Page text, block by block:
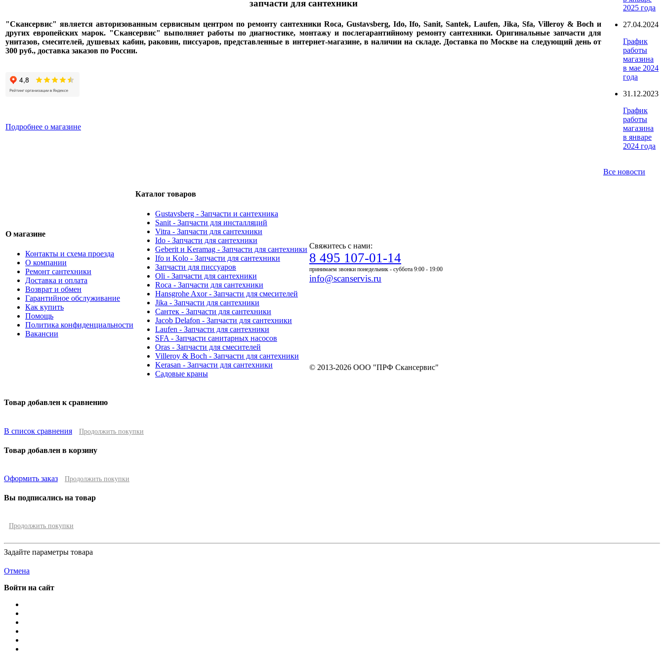
запчасти для сантехники
"Скансервис" является авторизованным сервисным центром по ремонту сантехники Roca, Gustavsberg, Ido, Ifo, Sanit, Santek, Laufen, Jika, Sfa, Villeroy & Boch и
других европейских марок. "Скансервис" выполняет работы по диагностике, монтажу и послегарантийному ремонту сантехники. Оригинальные запчасти для
унитазов, смесителей, душевых кабин, раковин, писсуаров, представленные в интернет-магазине, в наличии на складе. Доставка по Москве на следующий день от
300 руб., доставка заказов по России.
Подробнее о магазине
2025 года
27.04.2024
График
работы
магазина
в мае 2024
года
31.12.2023
График
работы
магазина
в январе
2024 года
Все новости
О магазине
Контакты и схема проезда
О компании
Ремонт сантехники
Доставка и оплата
Возврат и обмен
Гарантийное обслуживание
Как купить
Помощь
Политика конфиденциальности
Вакансии
Каталог товаров
Gustavsberg - Запчасти и сантехника
Sanit - Запчасти для инсталляций
Vitra - Запчасти для сантехники
Ido - Запчасти для сантехники
Geberit и Keramag - Запчасти для сантехники
Ifo и Kolo - Запчасти для сантехники
Запчасти для писсуаров
Oli - Запчасти для сантехники
Roca - Запчасти для сантехники
Hansgrohe Axor - Запчасти для смесителей
Jika - Запчасти для сантехники
Сантек - Запчасти для сантехники
Jacob Delafon - Запчасти для сантехники
Laufen - Запчасти для сантехники
SFA - Запчасти санитарных насосов
Oras - Запчасти для смесителей
Villeroy & Boch - Запчасти для сантехники
Kerasan - Запчасти для сантехники
Садовые краны
Свяжитесь с нами:
8 495 107-01-14
принимаем звонки понедельник - суббота 9:00 - 19:00
info@scanservis.ru
© 2013-2026 ООО "ПРФ Скансервис"
Товар добавлен к сравнению
В список сравнения Продолжить покупки
Товар добавлен в корзину
Оформить заказ Продолжить покупки
Вы подписались на товар
Продолжить покупки
Задайте параметры товара
Отмена
Войти на сайт